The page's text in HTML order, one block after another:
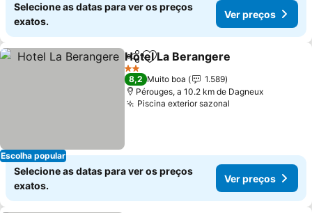
Selecione as datas para ver os preços
exatos.
Ver preços
Escolha popular
PartilharAdicionar aos favoritos
Hotel La Berangere
2 Estrelas
8,2 Muito boa
1.589
Pérouges, a 10.2 km de Dagneux
Piscina exterior sazonal
Selecione as datas para ver os preços
exatos.
Ver preços